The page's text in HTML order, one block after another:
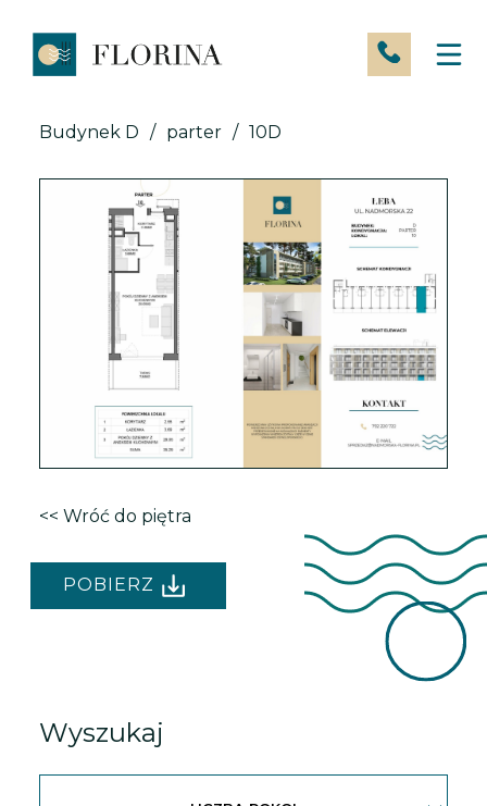
content
Budynek D / parter / 10D
<< Wróć do piętra
POBIERZ
Wyszukaj